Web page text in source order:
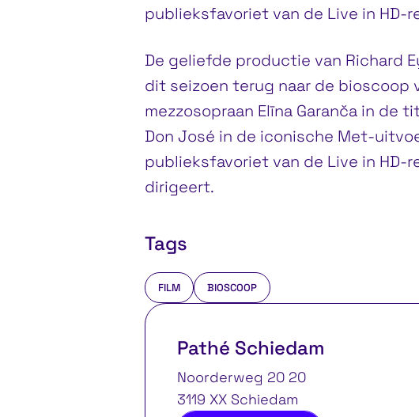
publieksfavoriet van de Live in HD-
De geliefde productie van Richard
dit seizoen terug naar de bioscoop
mezzosopraan Elīna Garanča in de
Don José in de iconische Met-
publieksfavoriet van de Live in HD-
dirigeert.
Tags
FILM BIOSCOOP
Pathé Schiedam
Noorderweg 20 20
3119 XX Schiedam